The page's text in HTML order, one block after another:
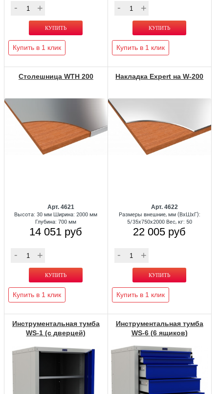
Купить в 1 клик Купить в 1 клик
Столешница WTH 200
Арт. 4621
Высота: 30 мм Ширина: 2000 мм
Глубина: 700 мм
14 051 руб
Купить в 1 клик
Накладка Expert на W-200
Арт. 4622
Размеры внешние, мм (ВхШхГ):
5/35x750x2000 Вес, кг: 50
22 005 руб
Купить в 1 клик
Инструментальная тумба
WS-1 (с дверцей)
Инструментальная тумба
WS-6 (6 ящиков)